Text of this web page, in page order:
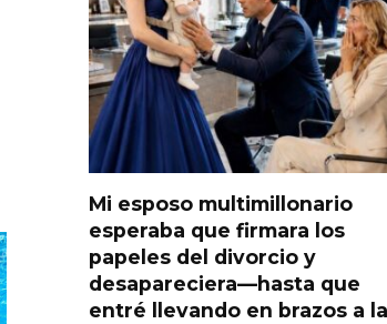
Mi esposo multimillonario
esperaba que firmara los
papeles del divorcio y
desapareciera—hasta que
entré llevando en brazos a la